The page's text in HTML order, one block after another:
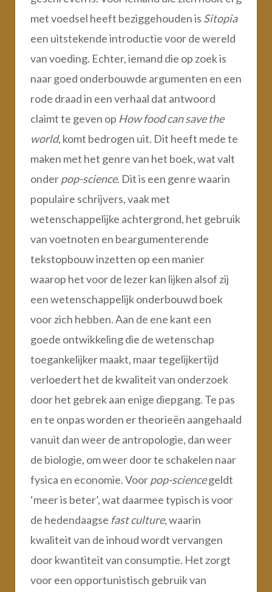
met voedsel heeft beziggehouden is Sitopia
een uitstekende introductie voor de wereld
van voeding. Echter, iemand die op zoek is
naar goed onderbouwde argumenten en een
rode draad in een verhaal dat antwoord
claimt te geven op How food can save the
world, komt bedrogen uit. Dit heeft mede te
maken met het genre van het boek, wat valt
onderpop-science. Dit is een genre waarin
populaire schrijvers, vaak met
wetenschappelijke achtergrond, het gebruik
van voetnoten en beargumenterende
tekstopbouw inzetten op een manier
waarop het voor de lezer kan lijken alsof zij
een wetenschappelijk onderbouwd boek
voor zich hebben. Aan de ene kant een
goede ontwikkeling die de wetenschap
toegankelijker maakt, maar tegelijkertijd
verloedert het de kwaliteit van onderzoek
door het gebrek aan enige diepgang. Te pas
en te onpas worden er theorieën aangehaald
vanuit dan weer de antropologie, dan weer
de biologie, om weer door te schakelen naar
fysica en economie. Voorpop-sciencegeldt
‘meer is beter’, wat daarmee typisch is voor
de hedendaagse fastculture, waarin
kwaliteit van de inhoud wordt vervangen
door kwantiteit van consumptie. Het zorgt
voor een opportunistisch gebruik van